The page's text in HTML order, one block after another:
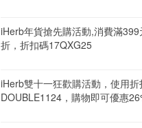
iHerb年貨搶先購活動,消費滿
折，折扣碼17QXG25
iHerb雙十一狂歡購活動，使用折
DOUBLE1124，購物即可優惠